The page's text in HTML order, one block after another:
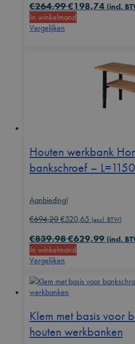
was:
€219,00.
is:
€264,99€198,74 (incl.
In winkelmand
Vergelijken
Houten werkbank
bankschroef –
Aanbieding!
€694,20Oorspronkelijke
was:
€694,20.
€520,65 Huidige
is:
(excl. BTW)
€839,98€629,99 (incl.
In winkelmand
Vergelijken
Klem met basis voor
houten werkbanken